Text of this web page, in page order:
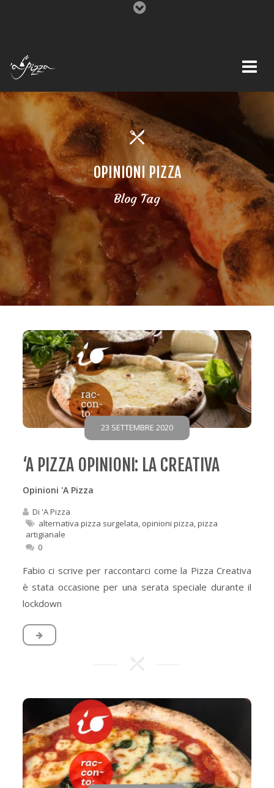
OPINIONI PIZZA
Blog Tag
23 SETTEMBRE 2020
‘A PIZZA OPINIONI: LA CREATIVA
Opinioni 'A Pizza
Di 'A Pizza
alternativa pizza surgelata, opinioni pizza,pizza
artigianale
0
Fabio ci scrive per raccontarci come la Pizza Creativa
è stata occasione per una serata speciale durante il
lockdown